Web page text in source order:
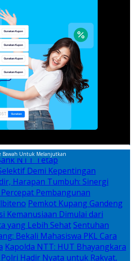
Bawah Untuk Melanjutkan
NTT Tetap
Demi Kepentingan
Harapan Tumbuh: Sinergi
Pembangunan
Pemkot Kupang Gandeng
Kemanusiaan Dimulai dari
yang Lebih Sehat Sentuhan
Bekali Mahasiswa PKL Cara
Kapolda NTT: HUT Bhayangkara
Hadir Nyata untuk Rakyat,